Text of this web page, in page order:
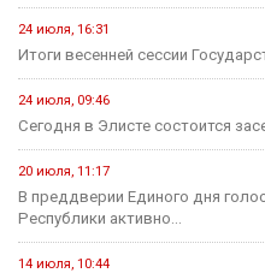
24 июля, 16:31
Итоги весенней сессии
24 июля, 09:46
Сегодня в Элисте состоится
20 июля, 11:17
В преддверии Единого дня
Республики активно...
14 июля, 10:44